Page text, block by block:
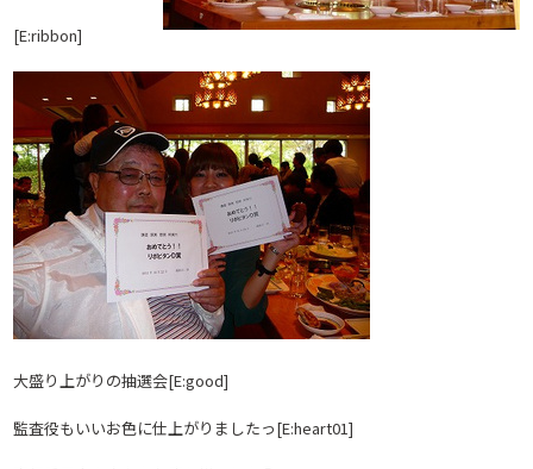
[E:ribbon]
大盛り上がりの抽選会[E:good]
監査役もいいお色に仕上がりましたっ[E:heart01]